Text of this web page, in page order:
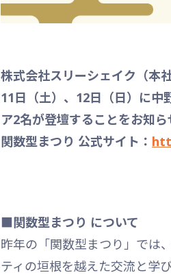
株式会社スリーシェイク（本
11日（土）、12日（日）に中
ア2名が登壇することをお知ら
関数型まつり 公式サイト：
■関数型まつり について
昨年の「関数型まつり」では
ティの垣根を越えた交流と学